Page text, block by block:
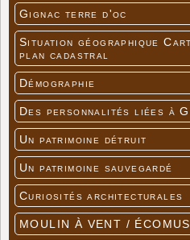
Gignac terre d'oc
Situation géographique
plan cadastral
Démographie
Des personnalités liées à
Un patrimoine détruit
Un patrimoine sauvegardé
Curiosités architecturales
MOULIN À VENT /